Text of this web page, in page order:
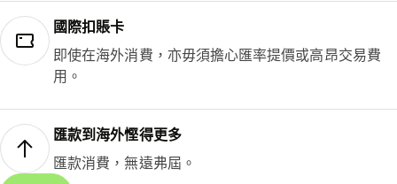
國際扣賬卡
即使在海外消費，亦毋須擔心匯率提價或高昂交易費
用。
匯款到海外慳得更多
匯款消費，無遠弗屆。